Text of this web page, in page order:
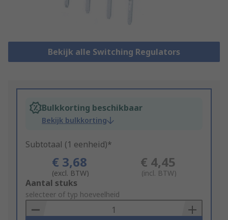
Bekijk alle Switching Regulators
Bulkkorting beschikbaar
Bekijk bulkkorting
Subtotaal (1 eenheid)*
€ 3,68
(excl. BTW)
€ 4,45
(incl. BTW)
Add
to
Basket
Aantal stuks
selecteer of typ hoeveelheid